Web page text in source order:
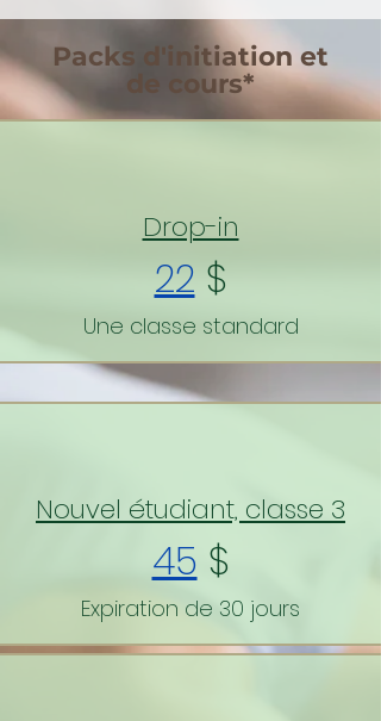
Packs d'initiation et
de cours*
Drop-in
22 $
Une classe standard
Nouvel étudiant, classe 3
45 $
Expiration de 30 jours